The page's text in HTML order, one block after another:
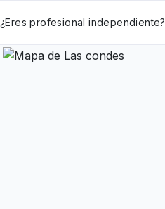
¿Eres profesional independiente?